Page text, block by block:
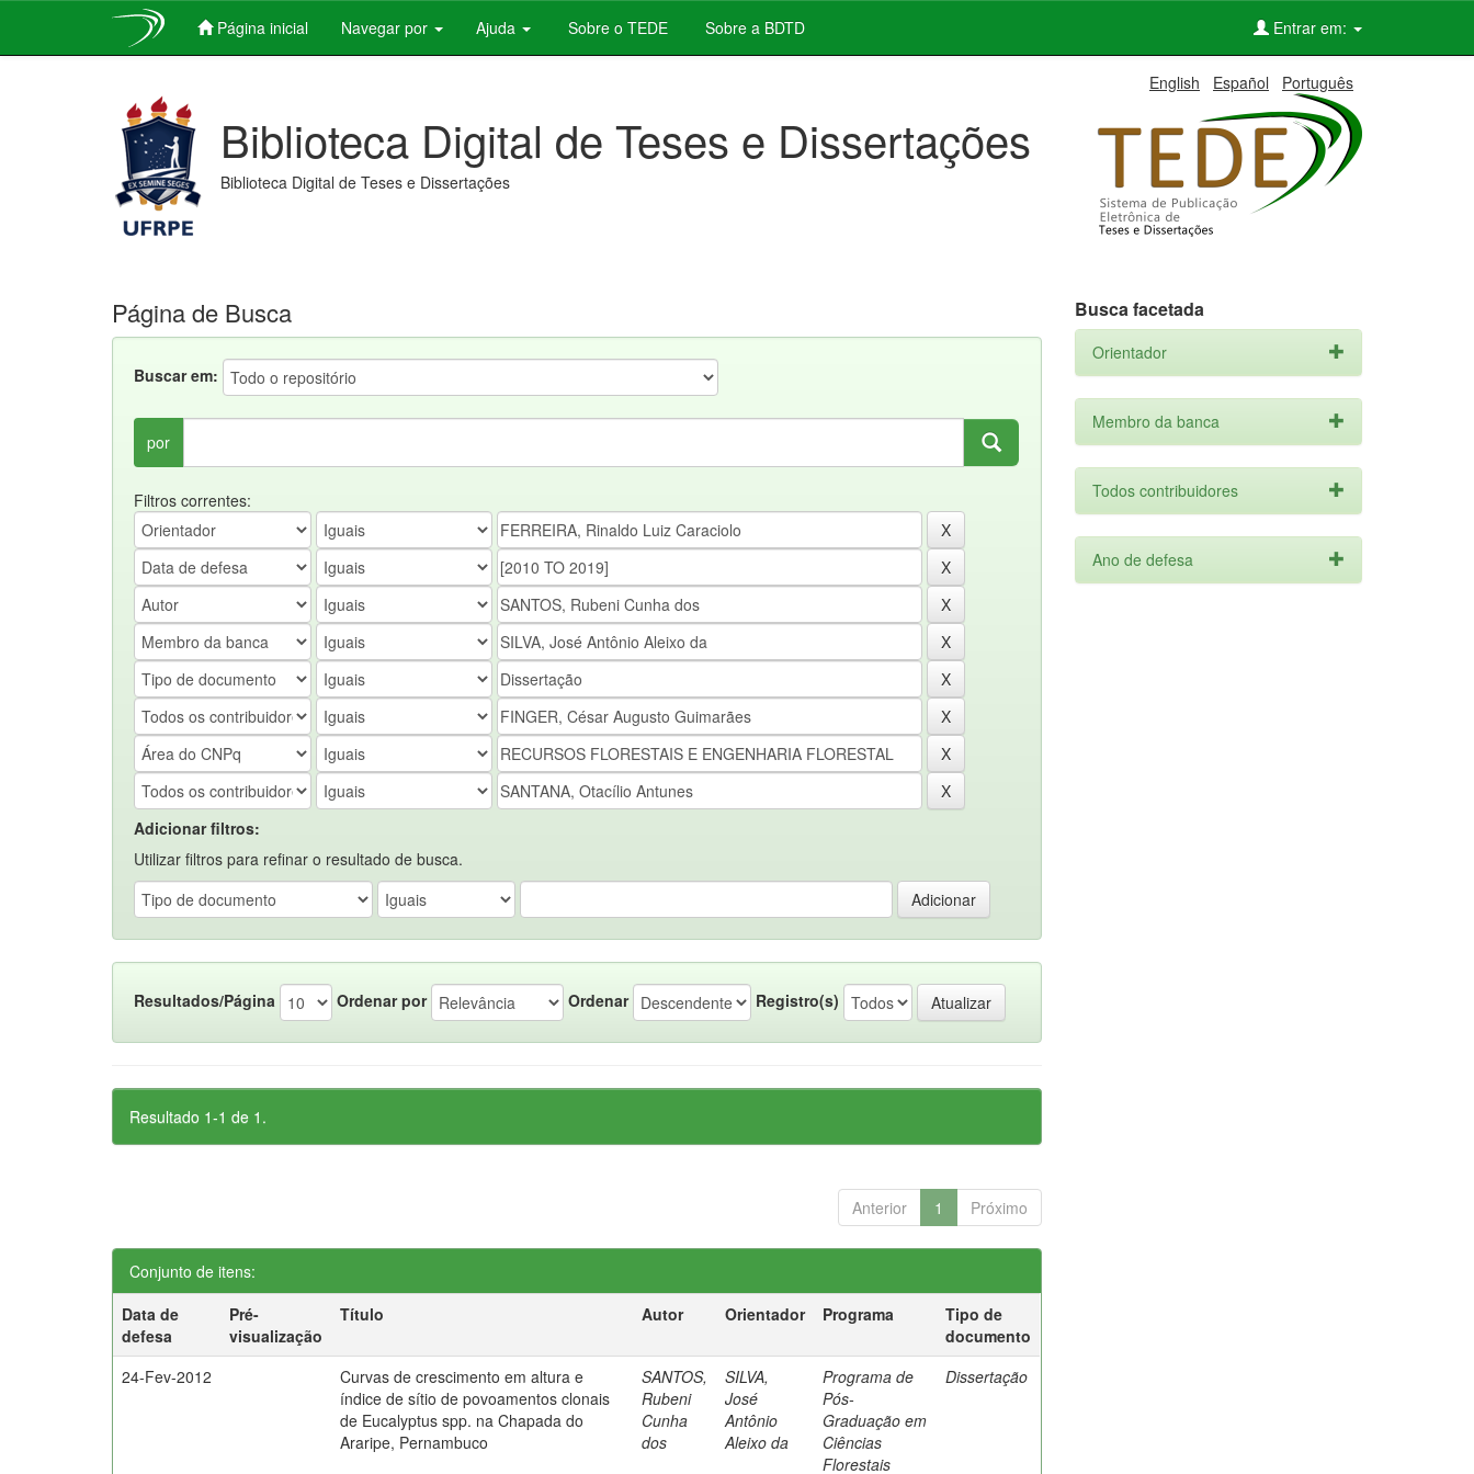
Página inicial Navegar por Ajuda Sobre o TEDE Sobre a BDTD Entrar em:
English Español Português
Biblioteca Digital de Teses e Dissertações
Biblioteca Digital de Teses e Dissertações
Página de Busca
Buscar em:
por
Filtros correntes:
Adicionar filtros:
Utilizar filtros para refinar o resultado de busca.
Resultados/Página Ordenar por Ordenar Registro(s)
Resultado 1-1 de 1.
Anterior 1 Próximo
Conjunto de itens:
Data de
defesa
Pré-
visualização
Título Autor Orientador Programa
Tipo de
documento
24-Fev-2012
Curvas de crescimento em altura e
índice de sítio de povoamentos clonais
de Eucalyptus spp. na Chapada do
Araripe, Pernambuco
SANTOS,
Rubeni
Cunha
dos
SILVA,
José
Antônio
Aleixo da
Programa de
Pós-
Graduação em
Ciências
Florestais
Dissertação
Busca facetada
Orientador
Membro da banca
Todos contribuidores
Ano de defesa